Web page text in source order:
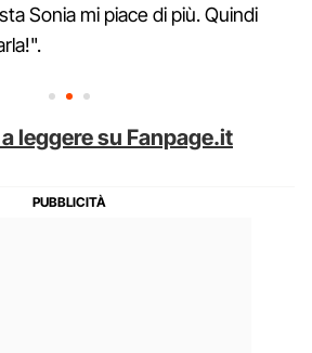
Sonia mi piace di più. Quindi
leggere su Fanpage.it